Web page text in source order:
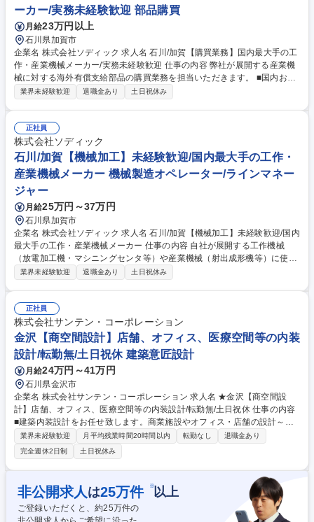
ーカー/実務未経験歓迎 部品購買
月給23万円以上
石川県加賀市
企業名 株式会社ソディック 求人名 石川/加賀【購買業務】国内最大手の工
作・産業機械メーカー/実務未経験歓迎 仕事の内容 弊社が展開する産業機
械に対する海外有償支給部品の購買業務を担当いただきます。 ■国内およ
び海外の仕入先に対する見積依頼、発注処理、納期管理など購買業務全般
作・産業機械メーカー/実務未経験歓迎
業界未経験歓迎 退職金あり 土日祝休み
正社員
株式会社ソディック
石川/加賀【機械加工】未経験歓迎/国内最大手の工作・
産業機械メーカー 機械製造オペレーター/ラインマネー
ジャー
月給25万円～37万円
石川県加賀市
企業名 株式会社ソディック 求人名 石川/加賀【機械加工】未経験歓迎/国内
最大手の工作・産業機械メーカー 仕事の内容 自社が展開する工作機械
（放電加工機・マシニングセンタ等）や産業機械（射出成形機等）に使用
される部品の機械加工業務を担当します。 マシンオペレーターとして、マ
職として事業部の中核を担うキャリアパスも期待されています。 募集職種
石川/加賀【機械加工】未経験歓迎/国内最大手の工作・産業機械メーカー
業界未経験歓迎 退職金あり 土日祝休み
正社員
株式会社サンテン・コーポレーション
金沢【商空間設計】店舗、オフィス、医療空間等の内装
設計/転勤無/土日祝休 建築意匠設計
月給24万円～41万円
石川県金沢市
企業名 株式会社サンテン・コーポレーション 求人名 ★金沢【商空間設
計】店舗、オフィス、医療空間等の内装設計/転勤無/土日祝休 仕事の内容
■建築内装設計をお任せ致します。商業施設やオフィス・店舗の設計～施
工を行う当社にて、新店舗の立ち上げやリニューアルに向けた内装・空間
設計を担当。社内の営業担当や施工管理と協働し、お客様とともに 一から
オーダーメイドで空間を創り、街に新しい価値を生み出せます。 【やりが
い】当社の受注案件はオーダーメイド性が高く、自由度の高い案件で創造
力を発揮できます。建物が完成した瞬間に自分の仕事の成果を実感できま
す。 【具体的には】要件定義～基本設計・実施設計／図面作成／構造検討
／協業者調整／見積仕様とのすり合わせ 等 ※変更の範囲：会社の定める
業界未経験歓迎 月平均残業時間20時間以内 転勤なし
退職金あり
完全週休2日制
土日祝休み
非公開求人 は25万件 ※以上
ご登録いただくと、約25万件の